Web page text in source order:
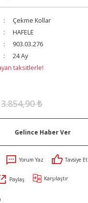
Çekme Kollar
HAFELE
903.03.276
24 Ay
taksitlerle!
3.854,90 ₺
Gelince Haber Ver
Yorum Yaz Tavsiye Et
Paylaş Karşılaştır